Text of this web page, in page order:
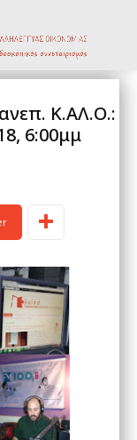
Κ.ΑΛ.Ο.:
6:00μμ